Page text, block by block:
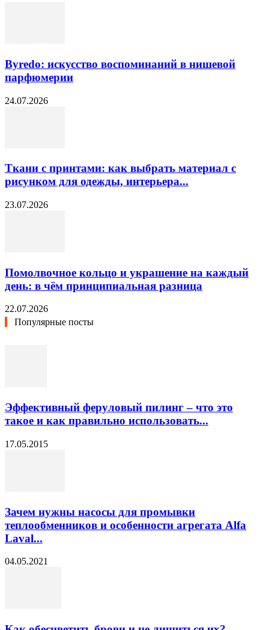
Byredo: искусство воспоминаний в нишевой
парфюмерии
24.07.2026
Ткани с принтами: как выбрать материал с
рисунком для одежды, интерьера...
23.07.2026
Помолвочное кольцо и украшение на каждый
день: в чём принципиальная разница
22.07.2026
Популярные посты
Эффективный феруловый пилинг – что это
такое и как правильно использовать...
17.05.2015
Зачем нужны насосы для промывки
теплообменников и особенности агрегата Alfa
Laval...
04.05.2021